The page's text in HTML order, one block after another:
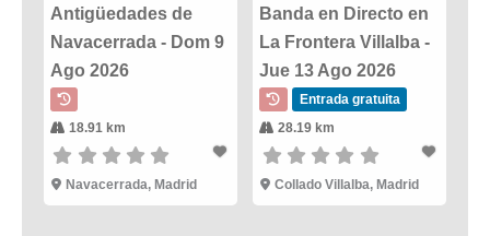
Antigüedades de
Navacerrada - Dom 9
Ago 2026
18.91 km
Navacerrada, Madrid
Banda en Directo en
La Frontera Villalba -
Jue 13 Ago 2026
Entrada gratuita
28.19 km
Collado Villalba, Madrid